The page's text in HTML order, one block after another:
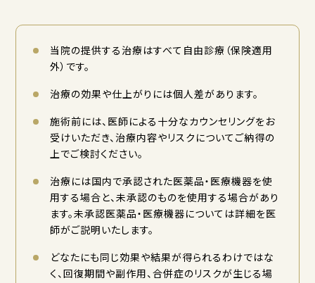
当院の提供する治療はすべて自由診療（保険適用
外）です。
治療の効果や仕上がりには個人差があります。
施術前には、医師による十分なカウンセリングをお
受けいただき、治療内容やリスクについてご納得の
上でご検討ください。
治療には国内で承認された医薬品・医療機器を使
用する場合と、未承認のものを使用する場合があり
ます。未承認医薬品・医療機器については詳細を医
師がご説明いたします。
どなたにも同じ効果や結果が得られるわけではな
く、回復期間や副作用、合併症のリスクが生じる場